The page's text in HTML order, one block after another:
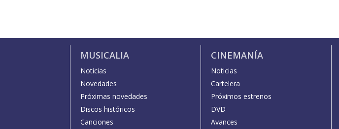
MUSICALIA
Noticias
Novedades
Próximas novedades
Discos históricos
Canciones
CINEMANÍA
Noticias
Cartelera
Próximos estrenos
DVD
Avances